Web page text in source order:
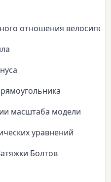
отношения
масштаба модели
уравнений
Болтов